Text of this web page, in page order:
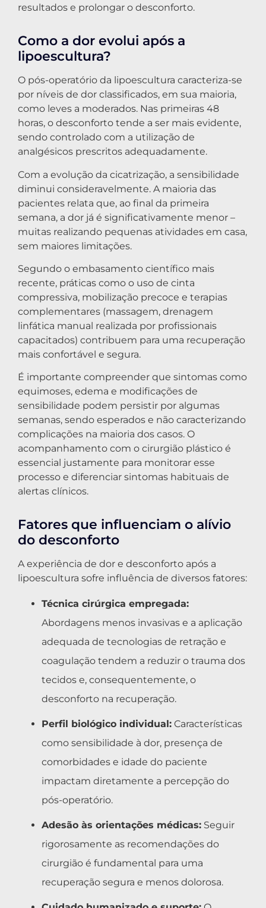
resultados e prolongar o desconforto.
Como a dor evolui após a
lipoescultura?
O pós-operatório da lipoescultura caracteriza-se
por níveis de dor classificados, em sua maioria,
como leves a moderados. Nas primeiras 48
horas, o desconforto tende a ser mais evidente,
sendo controlado com a utilização de
analgésicos prescritos adequadamente.
Com a evolução da cicatrização, a sensibilidade
diminui consideravelmente. A maioria das
pacientes relata que, ao final da primeira
semana, a dor já é significativamente menor –
muitas realizando pequenas atividades em casa,
sem maiores limitações.
Segundo o embasamento científico mais
recente, práticas como o uso de cinta
compressiva, mobilização precoce e terapias
complementares (massagem, drenagem
linfática manual realizada por profissionais
capacitados) contribuem para uma recuperação
mais confortável e segura.
É importante compreender que sintomas como
equimoses, edema e modificações de
sensibilidade podem persistir por algumas
semanas, sendo esperados e não caracterizando
complicações na maioria dos casos. O
acompanhamento com o cirurgião plástico é
essencial justamente para monitorar esse
processo e diferenciar sintomas habituais de
alertas clínicos.
Fatores que influenciam o alívio
do desconforto
A experiência de dor e desconforto após a
lipoescultura sofre influência de diversos fatores:
Técnica cirúrgica empregada:
Abordagens menos invasivas e a aplicação
adequada de tecnologias de retração e
coagulação tendem a reduzir o trauma dos
tecidos e, consequentemente, o
desconforto na recuperação.
Perfil biológico individual: Características
como sensibilidade à dor, presença de
comorbidades e idade do paciente
impactam diretamente a percepção do
pós-operatório.
Adesão às orientações médicas: Seguir
rigorosamente as recomendações do
cirurgião é fundamental para uma
recuperação segura e menos dolorosa.